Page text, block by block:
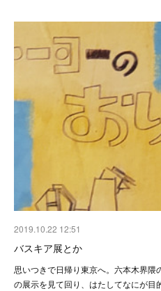
2019.10.22 12:51
バスキア展とか
思いつきで日帰り東京へ。六本木界
の展示を見て回り、はたしてなにが